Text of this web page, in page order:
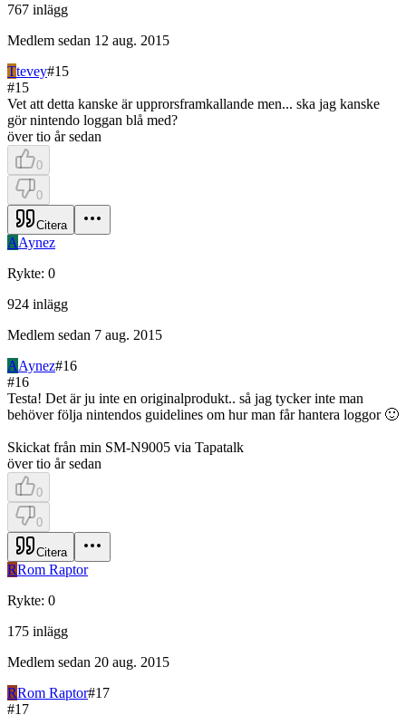
767 inlägg
Medlem sedan 12 aug. 2015
Ttevey#15
#15
Vet att detta kanske är upprorsframkallande men... ska jag kanske
gör nintendo loggan blå med?
över tio år sedan
0
0
Citera
AAynez
Rykte: 0
924 inlägg
Medlem sedan 7 aug. 2015
AAynez#16
#16
Testa! Det är ju inte en originalprodukt.. så jag tycker inte man
behöver följa nintendos guidelines om hur man får hantera loggor 🙂
Skickat från min SM-N9005 via Tapatalk
över tio år sedan
0
0
Citera
RRom Raptor
Rykte: 0
175 inlägg
Medlem sedan 20 aug. 2015
RRom Raptor#17
#17